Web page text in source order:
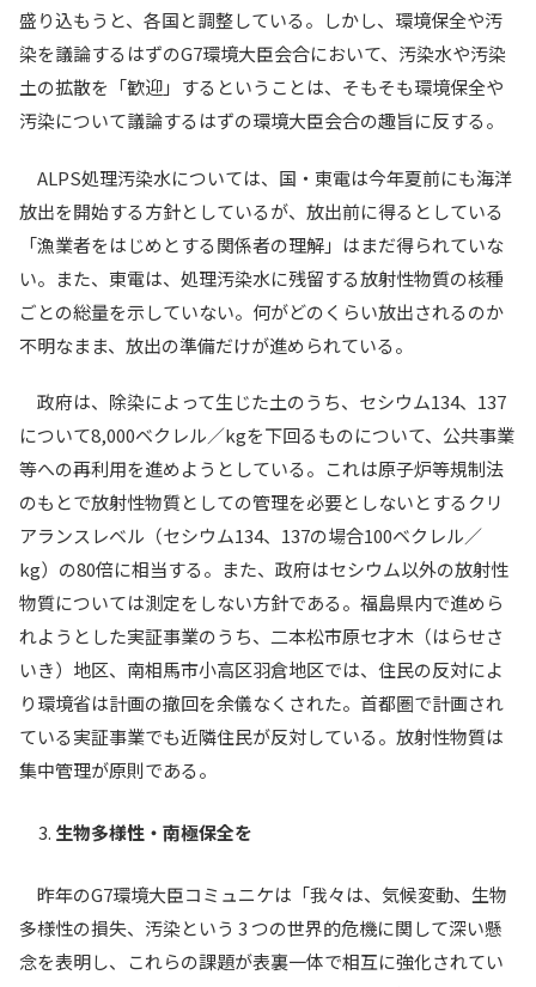
盛り込もうと、各国と調整している。しかし、環境保全や汚
染を議論するはずのG7環境大臣会合において、汚染水や汚染
土の拡散を「歓迎」するということは、そもそも環境保全や
汚染について議論するはずの環境大臣会合の趣旨に反する。
ALPS処理汚染水については、国・東電は今年夏前にも海洋
放出を開始する方針としているが、放出前に得るとしている
「漁業者をはじめとする関係者の理解」はまだ得られていな
い。また、東電は、処理汚染水に残留する放射性物質の核種
ごとの総量を示していない。何がどのくらい放出されるのか
不明なまま、放出の準備だけが進められている。
政府は、除染によって生じた土のうち、セシウム134、137
について8,000ベクレル／kgを下回るものについて、公共事業
等への再利用を進めようとしている。これは原子炉等規制法
のもとで放射性物質としての管理を必要としないとするクリ
アランスレベル（セシウム134、137の場合100ベクレル／
kg）の80倍に相当する。また、政府はセシウム以外の放射性
物質については測定をしない方針である。福島県内で進めら
れようとした実証事業のうち、二本松市原セ才木（はらせさ
いき）地区、南相馬市小高区羽倉地区では、住民の反対によ
り環境省は計画の撤回を余儀なくされた。首都圏で計画され
ている実証事業でも近隣住民が反対している。放射性物質は
集中管理が原則である。
生物多様性・南極保全を
昨年のG7環境大臣コミュニケは「我々は、気候変動、生物
多様性の損失、汚染という 3 つの世界的危機に関して深い懸
念を表明し、これらの課題が表裏一体で相互に強化されてい